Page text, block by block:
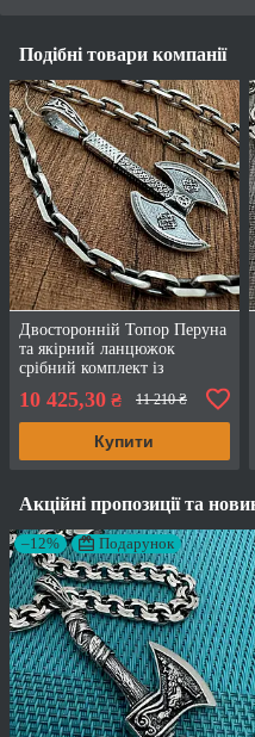
Подібні товари компанії
Двосторонній Топор Перуна
та якірний ланцюжок
срібний комплект із
10 425,30 ₴ 11 210 ₴
Купити
Акційні пропозиції та
–12% Подарунок